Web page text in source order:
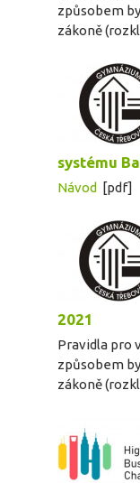
způsobem
zákoně
systému
Návod [pdf]
2021
Pravidla pro
způsobem
zákoně